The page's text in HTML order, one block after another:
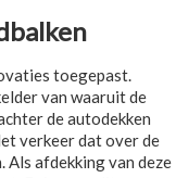
toegepast.
van waaruit de
de autodekken
verkeer dat over de
afdekking van deze